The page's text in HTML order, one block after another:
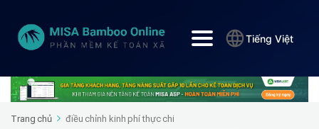
Tiếng Việt
Trang chủ điều chỉnh kinh phí thực chi